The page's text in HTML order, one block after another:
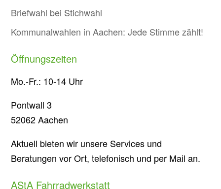
Briefwahl bei Stichwahl
Kommunalwahlen in Aachen: Jede Stimme zählt!
Öffnungszeiten
Mo.-Fr.: 10-14 Uhr
Pontwall 3
52062 Aachen
Aktuell bieten wir unsere Services und
Beratungen vor Ort, telefonisch und per Mail an.
AStA Fahrradwerkstatt